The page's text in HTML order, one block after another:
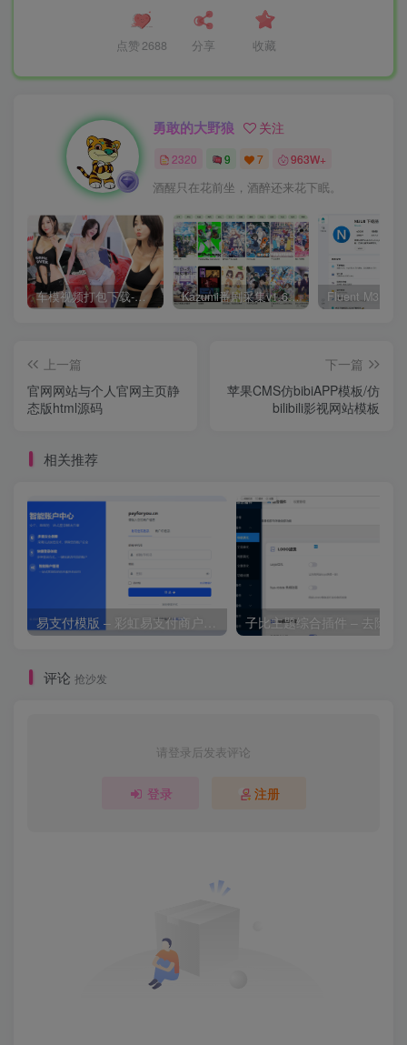
点赞 2688 分享 收藏
勇敢的大野狼 关注
2320 9 7 963W+
酒醒只在花前坐，酒醉还来花下眠。
车模视频打包下载-高清无水印版 Kazumi番剧采集v1.6.9：支持自定义规则+在线观看+弹幕，跨平台下载
上一篇
官网网站与个人官网主页静
态版html源码
下一篇
苹果CMS仿bibiAPP模板/仿
bilibili影视网站模板
相关推荐
子比主题综合插件 – 去除授
评论 抢沙发
请登录后发表评论
登录 注册